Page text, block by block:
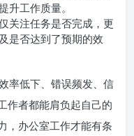
升工作质量。
关注任务是否完成，更
是否达到了预期的效
率低下、错误频发、信
作者都能肩负起自己的
，办公室工作才能有条